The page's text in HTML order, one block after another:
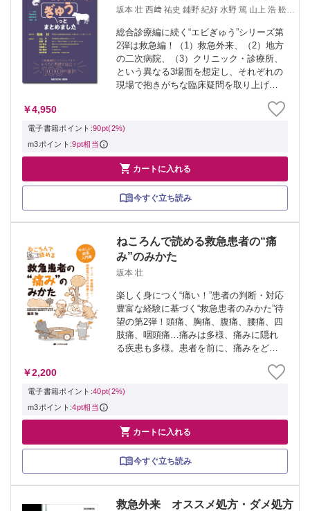
坂本 壮 西﨑 祐史 鋪野 紀好 水野 篤 山上 浩 舩越
総合診療編に続く“エビぎゅう”シリーズ第
2弾は救急編！（1）救急外来、（2）地方
の二次病院、（3）クリニック・診療所、
という異なる3場面を想定し、それぞれの
現場で抱きがちな臨床疑問を取り上げ
の危険な兆候を見逃さないために必要な
tipsから、どこまで検査・...
￥4,950
電子書籍ポイント:90pt(2%)
m3ポイント:9pt相当
 カートに入れる
今すぐ立ち読み
ねころんで読める救急患者の“痛
み”のみかた
坂本 壮
楽しく身につく“痛い！”患者の判断・対応
豊富な経験に基づく“救急患者のみかた”待
望の第2弾！頭痛、胸痛、腹痛、腰痛、四
肢痛、咽頭痛…痛みは多様、痛みに隠れ
る疾患も多様。患者を前に、痛みをどう
コマ漫画付きでさらっと読めてポイント
が頭と心に残る！ ※本製品はPCで...
￥2,200
電子書籍ポイント:40pt(2%)
m3ポイント:4pt相当
 カートに入れる
今すぐ立ち読み
救急外来 オススメ処方・ダメ処方